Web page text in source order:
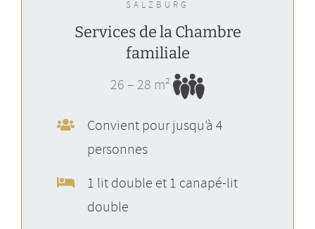
SALZBURG
Services de la Chambre
familiale
26 – 28 m²
Convient pour jusqu’à 4
personnes
1 lit double et 1 canapé-lit
double